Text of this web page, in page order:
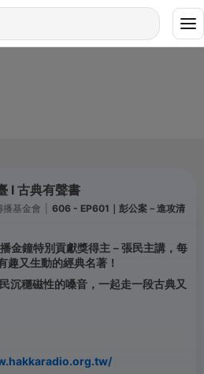
I 古典有聲書
播基金會
606 - EP601｜彭公案－進攻清
金鐘特別貢獻獎得主－張民主講，每
趣又生動的經典名著！
沉穩磁性的嗓音，一起走一段古典又